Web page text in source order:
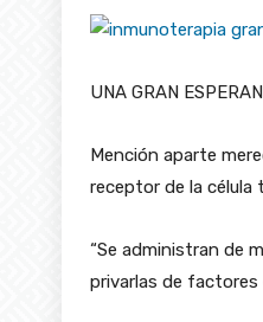
UNA GRAN
Mención aparte
receptor de la
“Se administran de
privarlas de factores